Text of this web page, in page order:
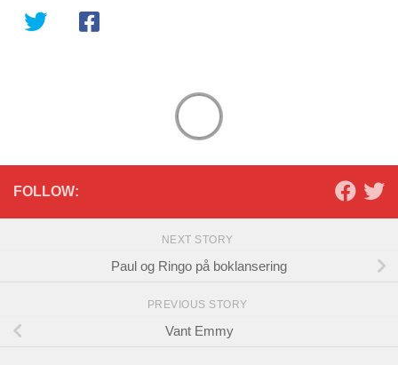
FOLLOW:
NEXT STORY
Paul og Ringo på boklansering
PREVIOUS STORY
Vant Emmy